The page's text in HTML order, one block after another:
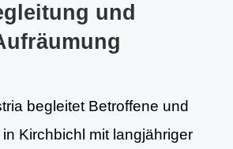
und
begleitet Betroffene und
Kirchbichl mit langjähriger